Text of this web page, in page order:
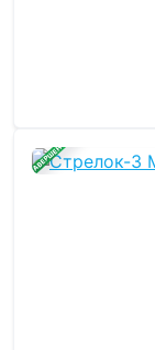
ЗАВЕРШЕНА